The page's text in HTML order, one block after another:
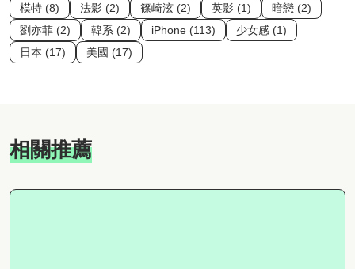
模特 (8)
法影 (2) 篠崎泫 (2) 英影 (1)
暗戀 (2)
劉亦菲 (2)
韓系 (2) iPhone (113)
少女感 (1)
日本 (17)
美國 (17)
相關推薦